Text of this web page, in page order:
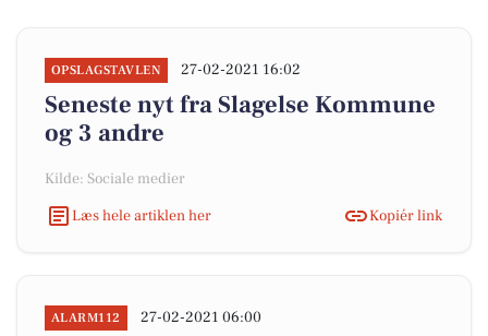
OPSLAGSTAVLEN 27-02-2021 16:02
Seneste nyt fra Slagelse Kommune
og 3 andre
Kilde: Sociale medier
Læs hele artiklen her
Kopiér link
ALARM112 27-02-2021 06:00